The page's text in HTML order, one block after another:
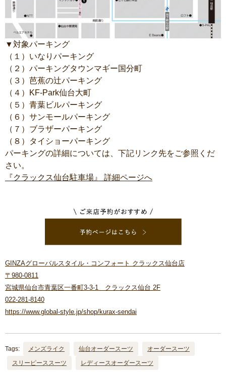
▼対象パーキング
（１）いなりパーキング
（２）パーキングタウンマギー国分町
（３）芭蕉の辻パーキング
（４）KF-Park仙台大町
（５）青葉ビルパーキング
（６）サンモールパーキング
（７）ブラザーパーキング
（８）タイショーパーキング
パーキングの詳細については、下記リンク先をご参照くだ
さい。
『クラックス仙台駐車場』 詳細ページへ
GINZAグローバルスタイル・コンフォート クラックス仙台店
〒980-0811
宮城県仙台市青葉区一番町3-3-1 クラックス仙台 2F
022-281-8140
https://www.global-style.jp/shop/kurax-sendai
Tags: メンズライク 仙台オーダースーツ
オーダースーツ
スリーピーススーツ
レディースオーダースーツ